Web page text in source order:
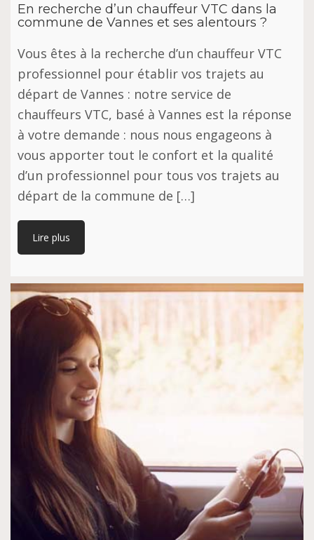
En recherche d’un chauffeur VTC dans la
commune de Vannes et ses alentours ?
Vous êtes à la recherche d’un chauffeur VTC
professionnel pour établir vos trajets au
départ de Vannes : notre service de
chauffeurs VTC, basé à Vannes est la réponse
à votre demande : nous nous engageons à
vous apporter tout le confort et la qualité
d’un professionnel pour tous vos trajets au
départ de la commune de […]
Lire plus